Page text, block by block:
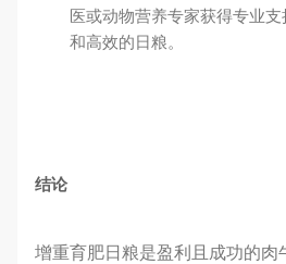
医或动物营养专家获得专业
和高效的日粮。
结论
增重育肥日粮是盈利且成功的肉